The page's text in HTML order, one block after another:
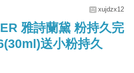
xujdzx12
雅詩蘭黛 粉持久完
送小粉持久